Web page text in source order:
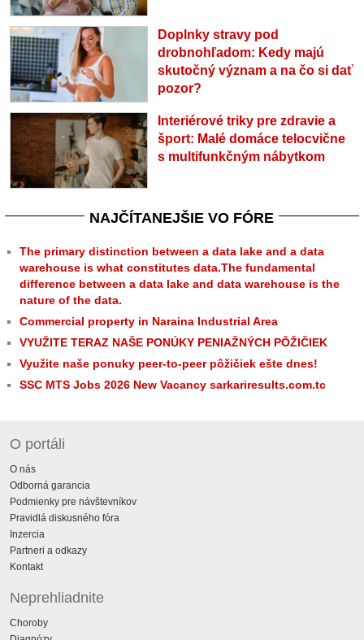
Doplnky stravy pod
drobnohľadom: Kedy majú
skutočný význam a na čo si dať
pozor?
Interiérové triky pre zdravie a
šport: Malé domáce telocvične
s multifunkčným nábytkom
NAJČÍTANEJŠIE VO FÓRE
The primary distinction between a data lake and a data
warehouse is what constitutes data.The fundamental
difference between a data lake and data warehouse is the
nature of the data.
Commercial property in Naraina Industrial Area
VYUŽITE TERAZ NAŠE PONÚKY PENIAŽNÝCH PÔŽIČIEK
Využite naše ponuky peer-to-peer pôžičiek ešte dnes!
SSC MTS Jobs 2026 New Vacancy sarkariresults.com.tc
O portáli
O nás
Odborná garancia
Podmienky pre návštevníkov
Pravidlá diskusného fóra
Inzercia
Partneri a odkazy
Kontakt
Neprehliadnite
Choroby